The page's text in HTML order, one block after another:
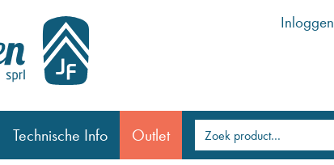
Inloggen
Technische Info Outlet